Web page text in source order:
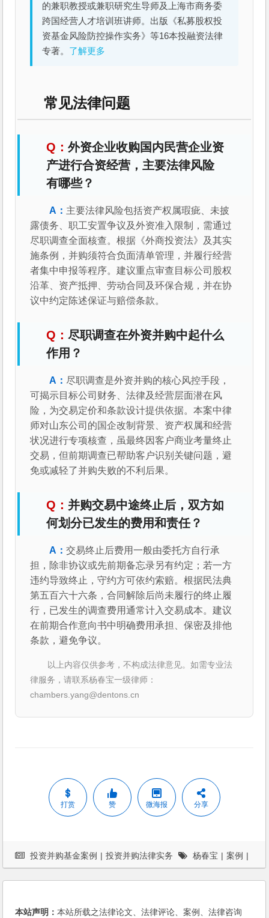
的兼职教授或兼职研究生导师及上海市商务委
跨国经营人才培训班讲师。出版《私募股权投
资基金风险防控操作实务》等16本投融资法律
专著。 了解更多
常见法律问题
外资企业收购国内民营企业资
产进行合资经营，主要法律风险
有哪些？
主要法律风险包括资产权属瑕疵、未披
露债务、职工安置争议及外资准入限制，需通过
尽职调查全面核查。根据《外商投资法》及其实
施条例，并购须符合负面清单管理，并履行经营
者集中申报等程序。建议重点审查目标公司股权
沿革、资产抵押、劳动合同及环保合规，并在协
议中约定陈述保证与赔偿条款。
尽职调查在外资并购中起什么
作用？
尽职调查是外资并购的核心风控手段，
可揭示目标公司财务、法律及经营层面潜在风
险，为交易定价和条款设计提供依据。本案中律
师对山东公司的国企改制背景、资产权属和经营
状况进行专项核查，虽最终因客户商业考量终止
交易，但前期调查已帮助客户识别关键问题，避
免或减轻了并购失败的不利后果。
并购交易中途终止后，双方如
何划分已发生的费用和责任？
交易终止后费用一般由委托方自行承
担，除非协议或先前期备忘录另有约定；若一方
违约导致终止，守约方可依约索赔。根据民法典
第五百六十六条，合同解除后尚未履行的终止履
行，已发生的调查费用通常计入交易成本。建议
在前期合作意向书中明确费用承担、保密及排他
条款，避免争议。
以上内容仅供参考，不构成法律意见。如需专业法
律服务，请联系杨春宝一级律师：
chambers.yang@dentons.cn
打赏 赞 微海报 分享
投资并购基金案例 | 投资并购法律实务 杨春宝 | 案例 |
本站声明：本站所载之法律论文、法律评论、案例、法律咨询